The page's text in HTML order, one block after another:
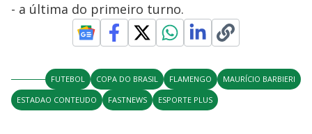
- a última do primeiro turno.
FUTEBOL COPA DO BRASIL FLAMENGO
MAURÍCIO BARBIERI
ESTADAO CONTEUDO
FASTNEWS ESPORTE PLUS